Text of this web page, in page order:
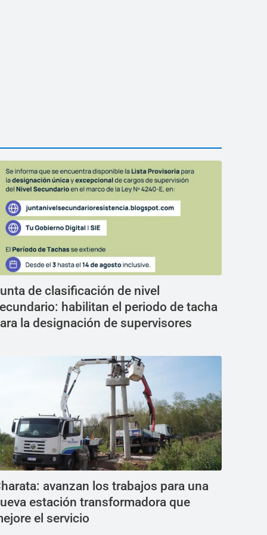
de clasificación de nivel
habilitan el periodo de tacha
la designación de supervisores
avanzan los trabajos para una
estación transformadora que
el servicio